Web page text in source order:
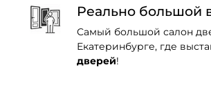
Реально большой
Самый большой салон
Екатеринбурге, где
дверей!